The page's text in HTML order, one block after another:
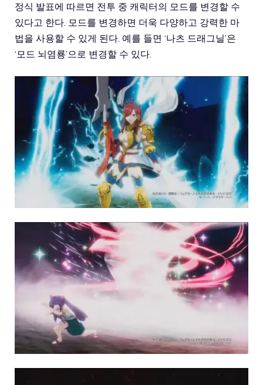
정식 발표에 따르면 전투 중 캐릭터의 모드를 변경할 수
있다고 한다. 모드를 변경하면 더욱 다양하고 강력한 마
법을 사용할 수 있게 된다. 예를 들면 ‘나츠 드래그닐’은
‘모드 뇌염룡’으로 변경할 수 있다.